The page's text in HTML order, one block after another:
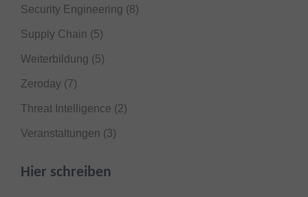
Security Engineering (8)
Supply Chain (5)
Weiterbildung (5)
Zeroday (7)
Threat Intelligence (2)
Veranstaltungen (3)
Hier schreiben